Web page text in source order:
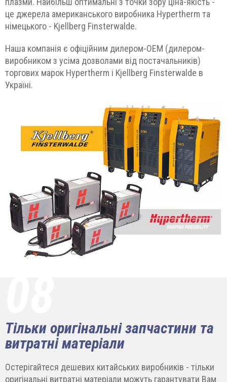
це джерела американського виробника Hypertherm та
німецького - Kjellberg Finsterwalde.
Наша компанія є офіційним дилером-ОЕМ (дилером-
виробником з усіма дозволами від постачальників)
торгових марок Hypertherm і Kjellberg Finsterwalde в
Україні.
Тільки оригінальні запчастини та
витратні матеріали
Остерігайтеся дешевих китайських виробників - тільки
оригінальні витратні матеріали можуть гарантувати Вам